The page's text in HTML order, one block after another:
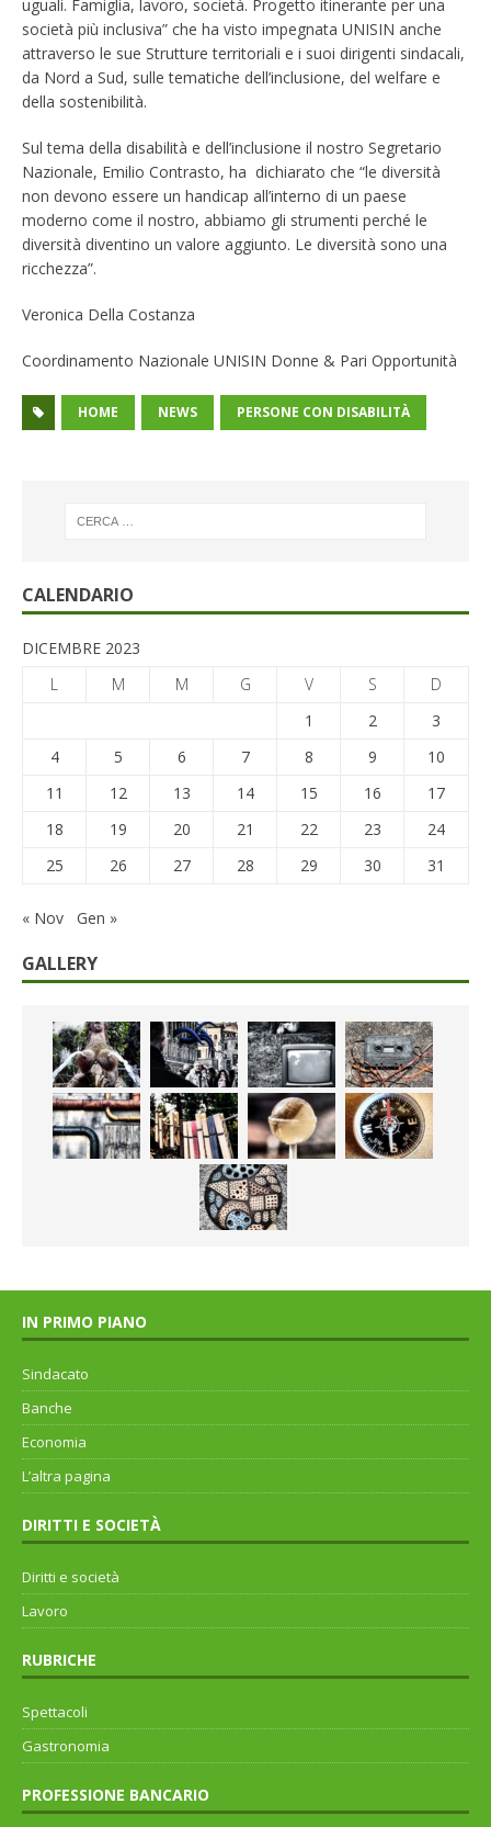
uguali. Famiglia, lavoro, società. Progetto itinerante per una
società più inclusiva” che ha visto impegnata UNISIN anche
attraverso le sue Strutture territoriali e i suoi dirigenti sindacali,
da Nord a Sud, sulle tematiche dell’inclusione, del welfare e
della sostenibilità.
Sul tema della disabilità e dell’inclusione il nostro Segretario
Nazionale, Emilio Contrasto, ha dichiarato che “le diversità
non devono essere un handicap all’interno di un paese
moderno come il nostro, abbiamo gli strumenti perché le
diversità diventino un valore aggiunto. Le diversità sono una
ricchezza”.
Veronica Della Costanza
Coordinamento Nazionale UNISIN Donne & Pari Opportunità
HOME NEWS PERSONE CON DISABILITÀ
CALENDARIO
DICEMBRE 2023
L
M M G V S
D
1
2
3
4
5 6 7 8 9
10
11
12 13 14 15 16
17
18
19 20 21 22 23
24
25
26 27 28 29 30 31
« Nov Gen »
GALLERY
IN PRIMO PIANO
Sindacato
Banche
Economia
L’altra pagina
DIRITTI E SOCIETÀ
Diritti e società
Lavoro
RUBRICHE
Spettacoli
Gastronomia
PROFESSIONE BANCARIO